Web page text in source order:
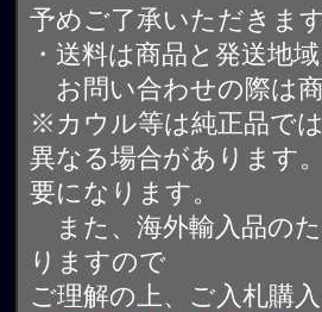
予めご了承いただきま
・送料は商品と発送地
お問い合わせの際は
※カウル等は純正品で
異なる場合があります
要になります。
また、海外輸入品の
りますので
ご理解の上、ご入札購